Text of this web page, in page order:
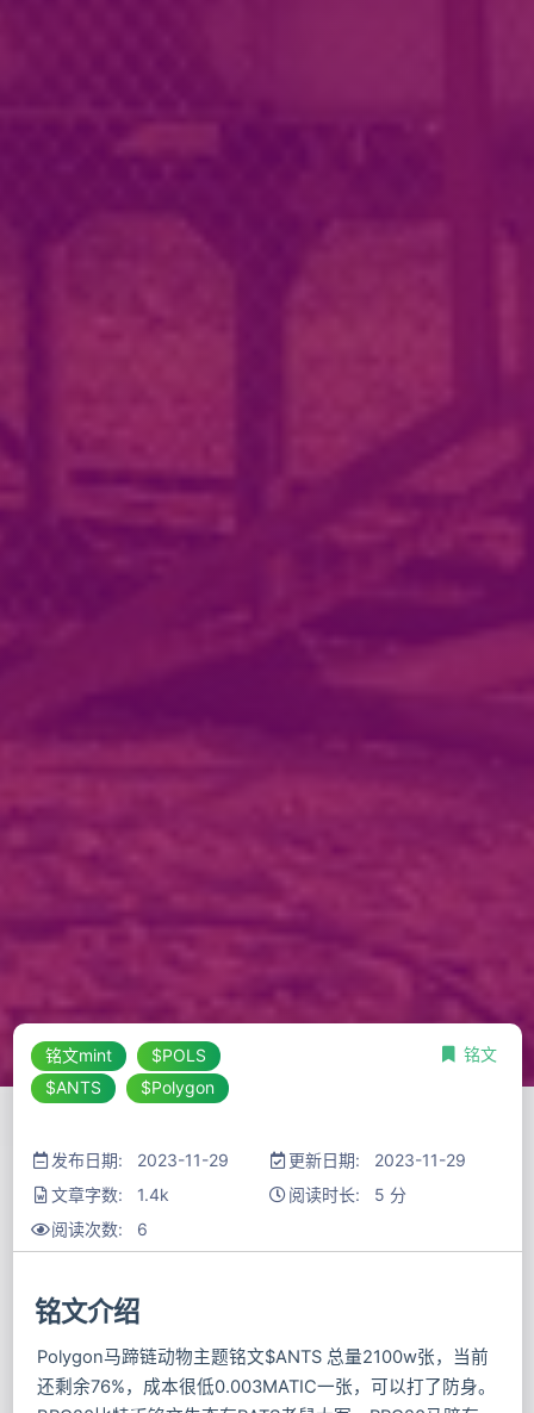
铭文mint
$POLS
$ANTS
$Polygon
铭文
发布日期: 2023-11-29
更新日期: 2023-11-29
文章字数: 1.4k
阅读时长: 5 分
阅读次数: 6
铭文介绍
Polygon马蹄链动物主题铭文$ANTS 总量2100w张，当前
还剩余76%，成本很低0.003MATIC一张，可以打了防身。